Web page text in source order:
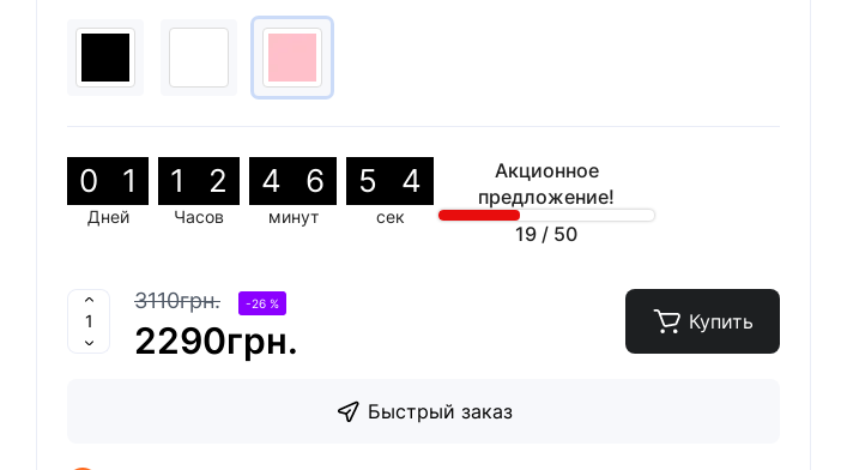
0 1
Дней
1 2
Часов
4 6
минут
5 2
сек
Акционное
предложение!
19 / 50
3110грн. -26 %
2290грн. Купить
Быстрый заказ